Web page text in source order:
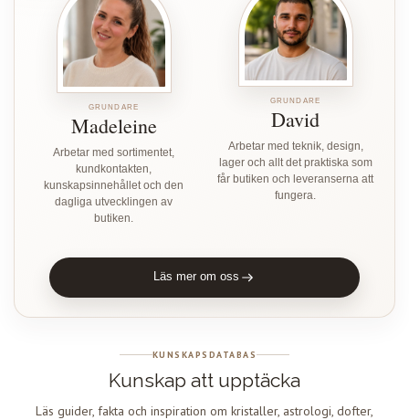
GRUNDARE
Madeleine
Arbetar med sortimentet,
kundkontakten,
kunskapsinnehållet och den
dagliga utvecklingen av
butiken.
GRUNDARE
David
Arbetar med teknik, design,
lager och allt det praktiska som
får butiken och leveranserna att
fungera.
Läs mer om oss
KUNSKAPSDATABAS
Kunskap att upptäcka
Läs guider, fakta och inspiration om kristaller, astrologi, dofter,